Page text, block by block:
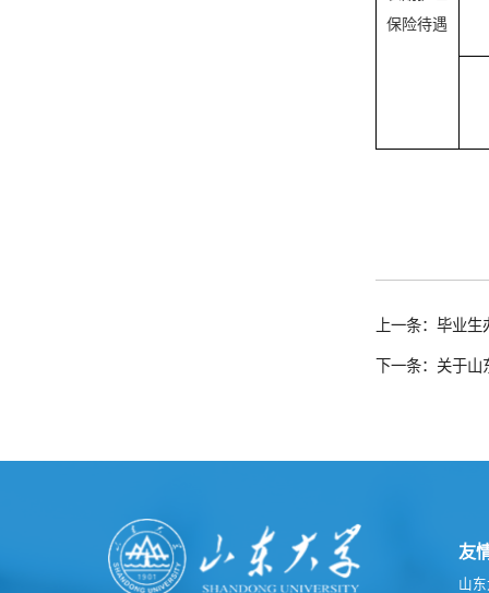
保险待遇
上一条：毕业
下一条：关于
友
山